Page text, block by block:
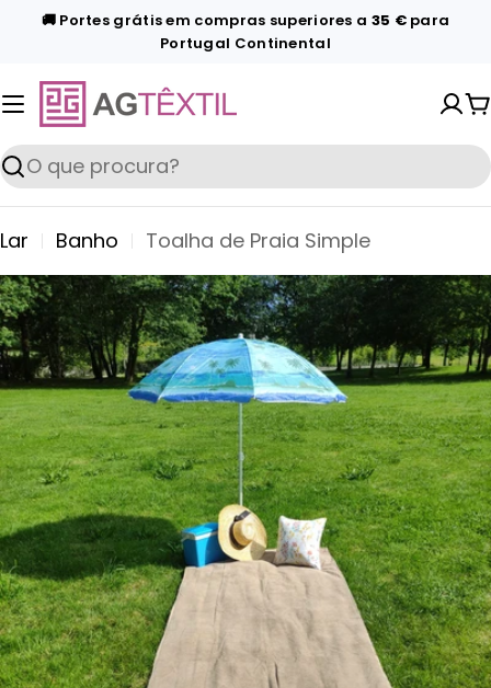
Pular
conteúdo
🚚 Portes grátis em compras superiores a 35 €para
Portugal Continental
Procurar
Lar Banho
Toalha de Praia Simple
Pular
para
informações
do
produto
aberta 0 em modal